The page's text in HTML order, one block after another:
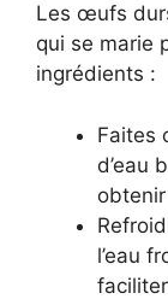
Les œufs
qui se marie
ingrédients :
Faites
d’eau
l’eau
faciliter